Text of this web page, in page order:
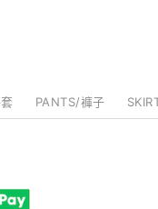
PANTS/褲子